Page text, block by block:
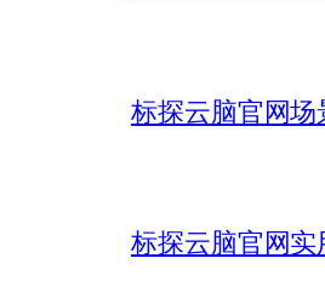
标探云脑官网场
标探云脑官网